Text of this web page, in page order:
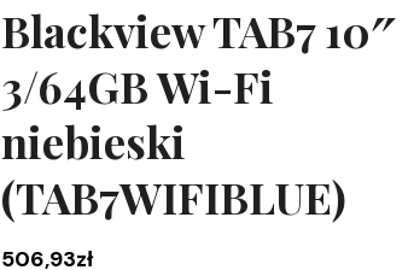
Blackview TAB7 10″
3/64GB Wi-Fi
niebieski
(TAB7WIFIBLUE)
506,93zł